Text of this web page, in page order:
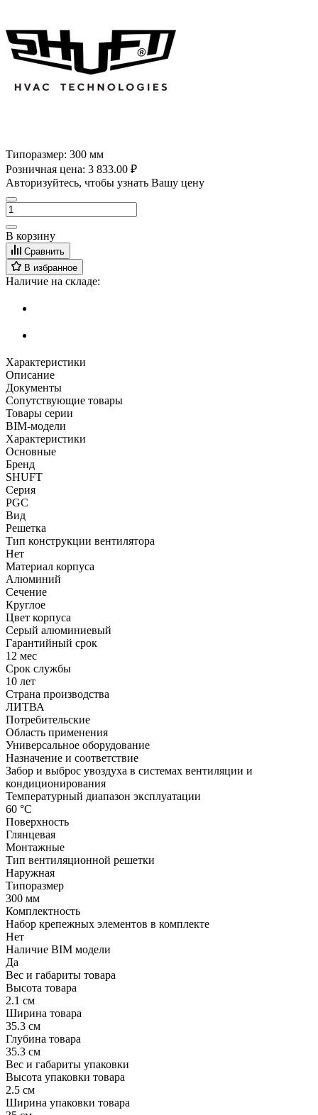
Типоразмер: 300 мм
Розничная цена: 3 833.00 ₽
Авторизуйтесь, чтобы узнать Вашу цену
В корзину
Сравнить
В избранное
Наличие на складе:
Характеристики
Описание
Документы
Сопутствующие товары
Товары серии
BIM-модели
Характеристики
Основные
Бренд
SHUFT
Серия
PGC
Вид
Решетка
Тип конструкции вентилятора
Нет
Материал корпуса
Алюминий
Сечение
Круглое
Цвет корпуса
Серый алюминиевый
Гарантийный срок
12 мес
Срок службы
10 лет
Страна производства
ЛИТВА
Потребительские
Область применения
Универсальное оборудование
Назначение и соответствие
Забор и выброс увоздуха в системах вентиляции и
кондиционирования
Температурный диапазон эксплуатации
60 °С
Поверхность
Глянцевая
Монтажные
Тип вентиляционной решетки
Наружная
Типоразмер
300 мм
Комплектность
Набор крепежных элементов в комплекте
Нет
Наличие BIM модели
Да
Вес и габариты товара
Высота товара
2.1 см
Ширина товара
35.3 см
Глубина товара
35.3 см
Вес и габариты упаковки
Высота упаковки товара
2.5 см
Ширина упаковки товара